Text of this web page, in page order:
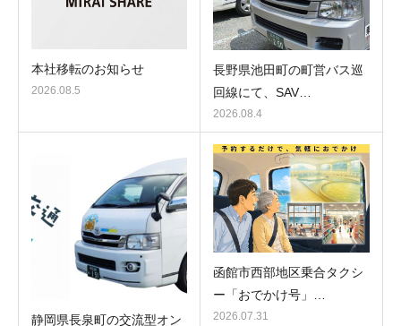
本社移転のお知らせ
2026.08.5
長野県池田町の町営バス巡
回線にて、SAV…
2026.08.4
静岡県長泉町の交流型オン
函館市西部地区乗合タクシ
ー「おでかけ号」…
2026.07.31